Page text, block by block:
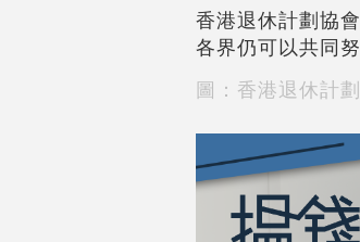
香港退休計劃協
各界仍可以共同
圖：香港退休計